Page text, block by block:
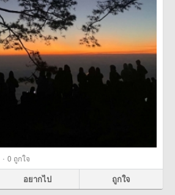
· 0 ถูกใจ
อยากไป ถูกใจ